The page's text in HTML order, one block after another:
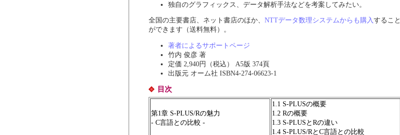
独自のグラフィックス、データ解析手法などを考案してみたい。
全国の主要書店、ネット書店のほか、 NTTデータ数理システムからも購入すること
ができます（送料無料）。
著者によるサポートページ
竹内 俊彦 著
定価 2,940円（税込） A5版 374頁
出版元 オーム社 ISBN4-274-06623-1
目次
第1章 S-PLUS/Rの魅力
- C言語との比較 -
1.1 S-PLUSの概要
1.2 Rの概要
1.3 S-PLUSとRの違い
1.4 S-PLUS/RとC言語との比較